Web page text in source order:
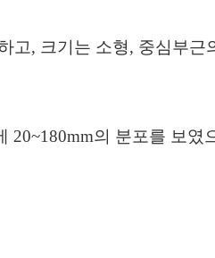
고, 크기는 소형, 중심부근
20~180mm의 분포를 보였